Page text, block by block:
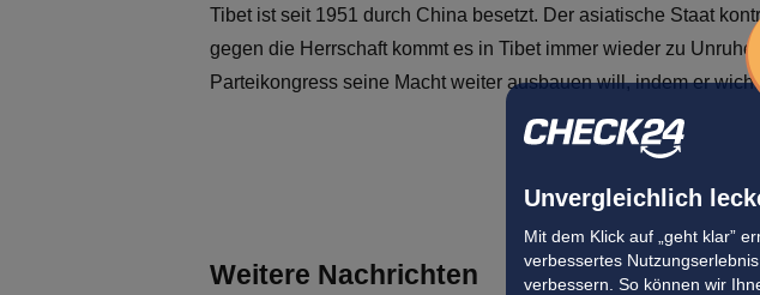
Unvergleichlich
Mit dem Klick auf „geht klar”
verbessertes
verbessern. So können wir
Tibet ist seit 1951 durch China besetzt. Der asiatische Staat
gegen die Herrschaft kommt es in Tibet immer wieder zu
Parteikongress seine Macht weiter ausbauen will, indem er
Weitere Nachrichten